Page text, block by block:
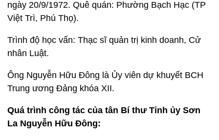
ngày 20/9/1972. Quê quán: Phường Bạch Hạc (TP
Việt Trì, Phú Thọ).
Trình độ học vấn: Thạc sĩ quản trị kinh doanh, Cử
nhân Luật.
Ông Nguyễn Hữu Đông là Ủy viên dự khuyết BCH
Trung ương Đảng khóa XII.
Quá trình công tác của tân Bí thư Tỉnh ủy Sơn
La Nguyễn Hữu Đông: